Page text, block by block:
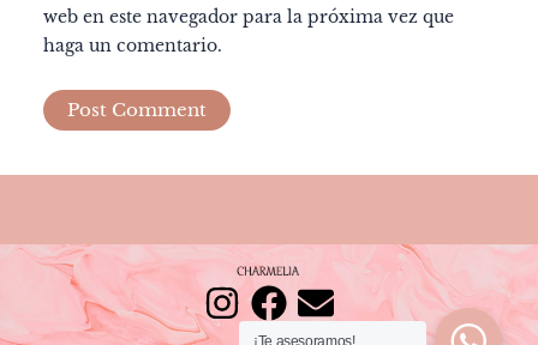
web en este navegador para la próxima vez que
haga un comentario.
I
F E
¡Te asesoramos!